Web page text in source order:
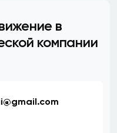
в
компании